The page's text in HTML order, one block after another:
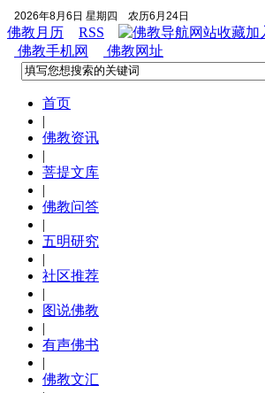
2026年8月6日 星期四 农历6月24日
佛教月历 RSS 加
佛教手机网
佛教网址
首页
|
佛教资讯
|
菩提文库
|
佛教问答
|
五明研究
|
社区推荐
|
图说佛教
|
有声佛书
|
佛教文汇